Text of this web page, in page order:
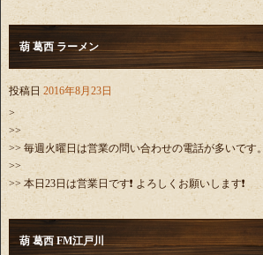
葫 葛西 ラーメン
投稿日 2016年8月23日
>
>>
>> 毎週火曜日は営業の問い合わせの電話が多いです。
>>
>> 本日23日は営業日です❗️ よろしくお願いします❗️
葫 葛西 FM江戸川